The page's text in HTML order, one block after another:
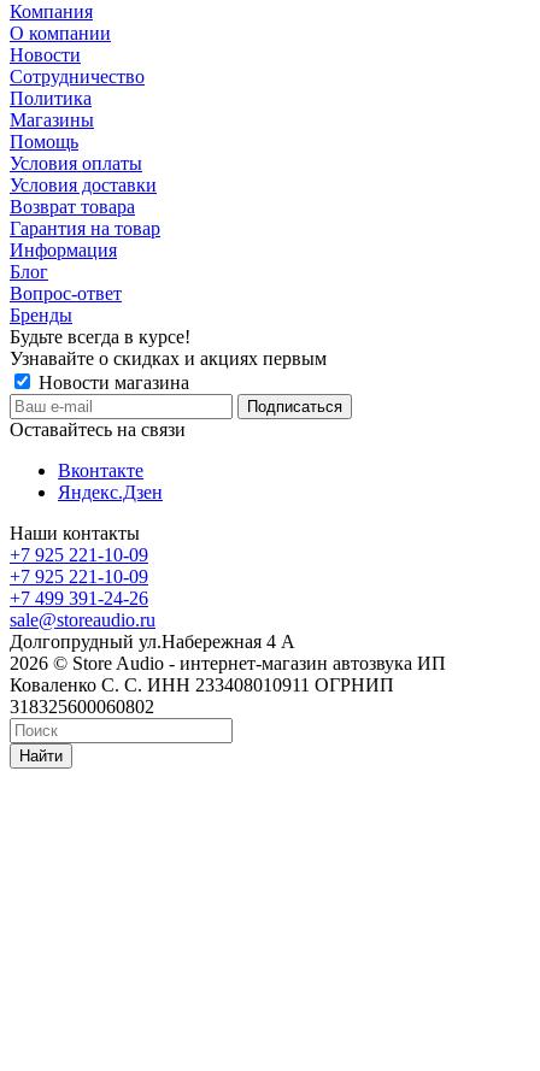
Компания
О компании
Новости
Сотрудничество
Политика
Магазины
Помощь
Условия оплаты
Условия доставки
Возврат товара
Гарантия на товар
Информация
Блог
Вопрос-ответ
Бренды
Будьте всегда в курсе!
Узнавайте о скидках и акциях первым
Новости магазина
Оставайтесь на связи
Вконтакте
Яндекс.Дзен
Наши контакты
+7 925 221-10-09
+7 925 221-10-09
+7 499 391-24-26
sale@storeaudio.ru
Долгопрудный ул.Набережная 4 А
2026 © Store Audio - интернет-магазин автозвука ИП
Коваленко С. С. ИНН 233408010911 ОГРНИП
318325600060802
Найти